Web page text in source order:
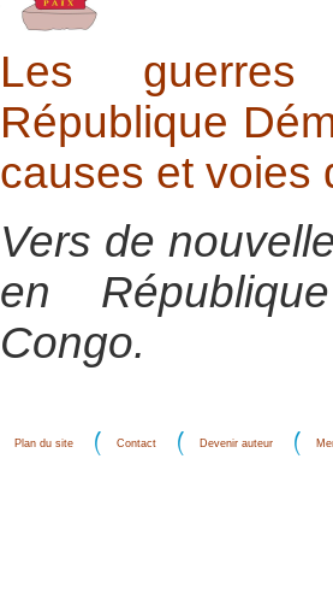
Les
République
causes et voies
Vers de
en
Congo.
Plan du site Contact Devenir auteur